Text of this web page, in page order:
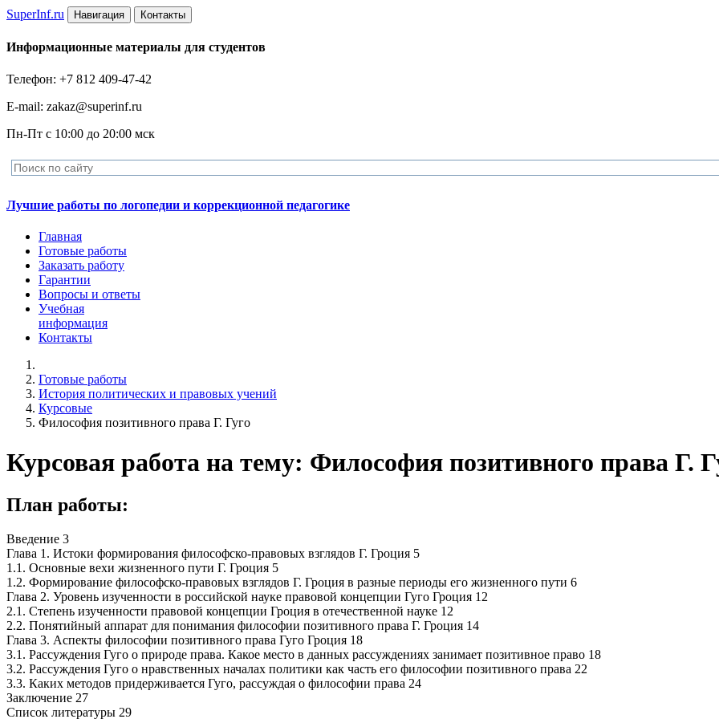
SuperInf.ru Навигация Контакты
Информационные материалы для студентов
Телефон: +7 812 409-47-42
E-mail: zakaz@superinf.ru
Пн-Пт с 10:00 до 20:00 мск
Лучшие работы по логопедии и коррекционной педагогике
Главная
Готовые работы
Заказать работу
Гарантии
Вопросы и ответы
Учебная
информация
Контакты
Готовые работы
История политических и правовых учений
Курсовые
Философия позитивного права Г. Гуго
Курсовая работа на тему: Философия позитивного права Г.
План работы:
Введение 3
Глава 1. Истоки формирования философско-правовых взглядов Г. Гроция 5
1.1. Основные вехи жизненного пути Г. Гроция 5
1.2. Формирование философско-правовых взглядов Г. Гроция в разные периоды его жизненного пути 6
Глава 2. Уровень изученности в российской науке правовой концепции Гуго Гроция 12
2.1. Степень изученности правовой концепции Гроция в отечественной науке 12
2.2. Понятийный аппарат для понимания философии позитивного права Г. Гроция 14
Глава 3. Аспекты философии позитивного права Гуго Гроция 18
3.1. Рассуждения Гуго о природе права. Какое место в данных рассуждениях занимает позитивное право 18
3.2. Рассуждения Гуго о нравственных началах политики как часть его философии позитивного права 22
3.3. Каких методов придерживается Гуго, рассуждая о философии права 24
Заключение 27
Список литературы 29